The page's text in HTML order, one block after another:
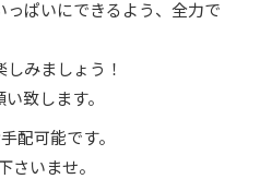
ぱいにできるよう、全力で
みましょう！
致します。
配可能です。
さいませ。